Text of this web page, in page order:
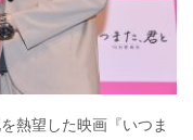
熱望した映画『いつま